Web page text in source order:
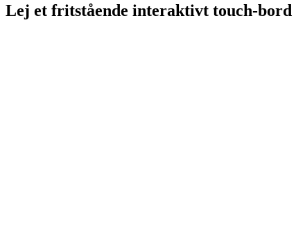
Lej et fritstående interaktivt touch-bord